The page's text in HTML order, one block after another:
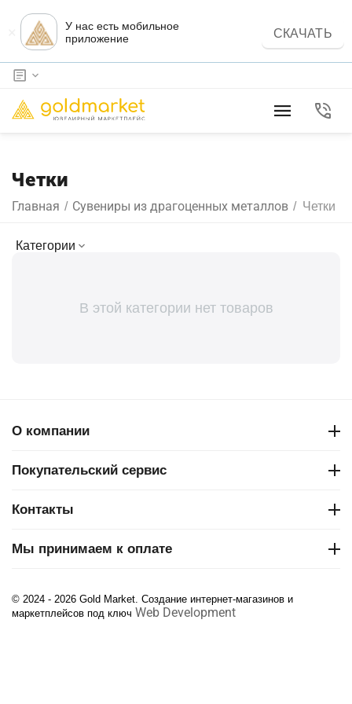
У нас есть мобильное
приложение
СКАЧАТЬ
Четки
Главная / Сувениры из драгоценных металлов / Четки
Категории
В этой категории нет товаров
О компании
Покупательский сервис
Контакты
Мы принимаем к оплате
© 2024 - 2026 Gold Market. Создание интернет-магазинов и
маркетплейсов под ключ Web Development